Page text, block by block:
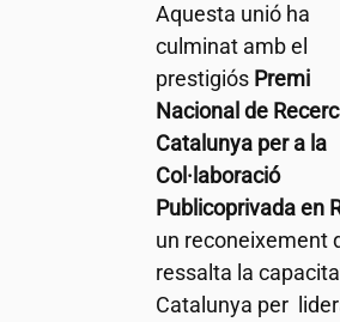
Aquesta unió ha
culminat amb el
prestigiós Premi
Nacional de
Catalunya per a la
Col·laboració
Publicoprivada en
un reconeixement
ressalta la
Catalunya per